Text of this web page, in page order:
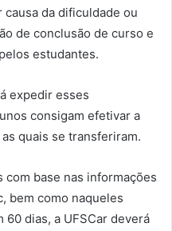
causa da dificuldade ou
de conclusão de curso e
estudantes.
expedir esses
consigam efetivar a
quais se transferiram.
base nas informações
bem como naqueles
dias, a UFSCar deverá